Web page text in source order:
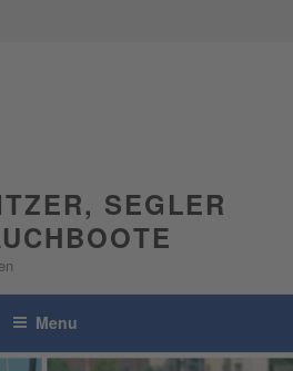
SEGLER
Menu